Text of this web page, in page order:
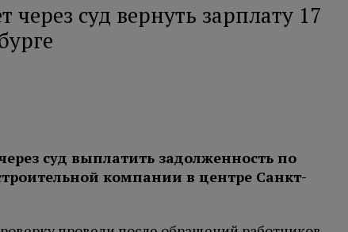
через суд вернуть зарплату 17
суд выплатить задолженность по
компании в центре Санкт-